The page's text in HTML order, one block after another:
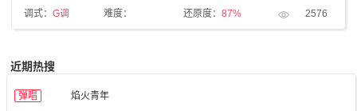
调式： G调 难度： 还原度： 87% 2576
近期热搜
弹唱 焰火青年